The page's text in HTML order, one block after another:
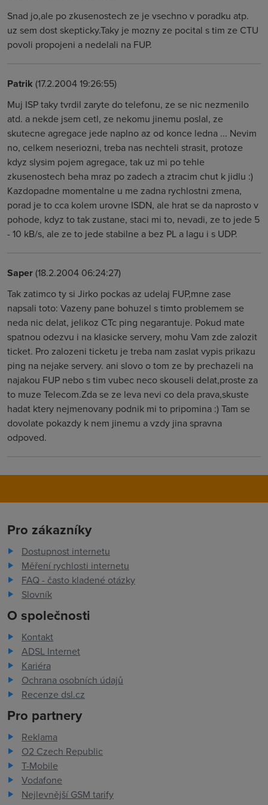
Snad jo,ale po zkusenostech ze je vsechno v poradku atp.
uz sem dost skepticky.Taky je mozny ze pocital s tim ze CTU
povoli propojeni a nedelali na FUP.
Patrik (17.2.2004 19:26:55)
Muj ISP taky tvrdil zaryte do telefonu, ze se nic nezmenilo
atd. a nekde jsem cetl, ze nekomu jinemu poslal, ze
skutecne agregace jede naplno az od konce ledna ... Nevim
no, celkem neseriozni, treba nas nechteli strasit, protoze
kdyz slysim pojem agregace, tak uz mi po tehle
zkusenostech beha mraz po zadech a ztracim chut k jidlu :)
Kazdopadne momentalne u me zadna rychlostni zmena,
porad je to cca kolem urovne ISDN, ale hrat se da naprosto v
pohode, kdyz to tak zustane, staci mi to, nevadi, ze to jede 5
- 10 kB/s, ale ze to jede stabilne a bez PL a lagu i s UDP.
Saper(18.2.2004 06:24:27)
Tak zatimco ty si Jirko pockas az udelaj FUP,mne zase
napsali toto: Vazeny pane bohuzel s timto problemem se
neda nic delat, jelikoz CTc ping negarantuje. Pokud mate
spatnou odezvu i na klasicke servery, mohu Vam zde zalozit
ticket. Pro zalozeni ticketu je treba nam zaslat vypis prikazu
ping na nejake servery. ani slovo o tom ze by prechazeli na
najakou FUP nebo s tim vubec neco skouseli delat,proste za
to muze Telecom.Zda se ze leva nevi co dela prava,skuste
hadat ktery nejmenovany podnik mi to pripomina :) Tam se
dovolate pokazdy k nem jinemu a vzdy jina spravna
odpoved.
Pro zákazníky
Dostupnost internetu
Měření rychlosti internetu
FAQ - často kladené otázky
Slovník
O společnosti
Kontakt
ADSL Internet
Kariéra
Ochrana osobních údajů
Recenze dsl.cz
Pro partnery
Reklama
O2 Czech Republic
T-Mobile
Vodafone
Nejlevnější GSM tarify